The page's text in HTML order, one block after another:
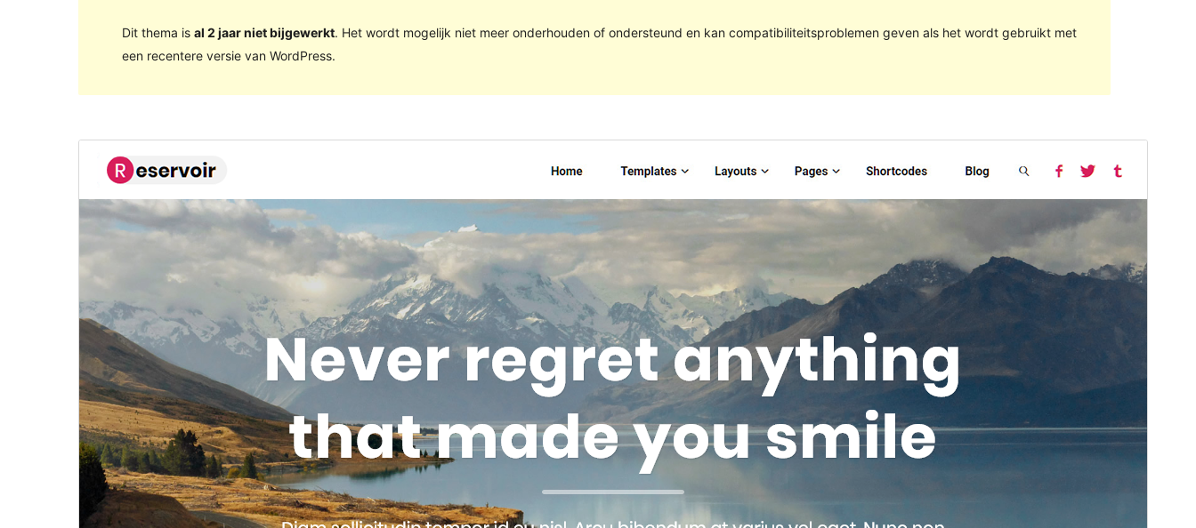
Dit thema is al 2 jaar niet bijgewerkt. Het wordt mogelijk niet meer onderhouden of ondersteund en kan compatibiliteitsproblemen geven als het wordt gebruikt met
een recentere versie van WordPress.
Dit is een subthema van
1.1.2
Laatst bijgewerkt
Actieve installaties
PHP versie
Thema homepage